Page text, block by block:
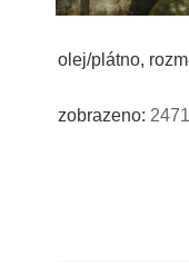
olej/plátno,
zobrazeno: